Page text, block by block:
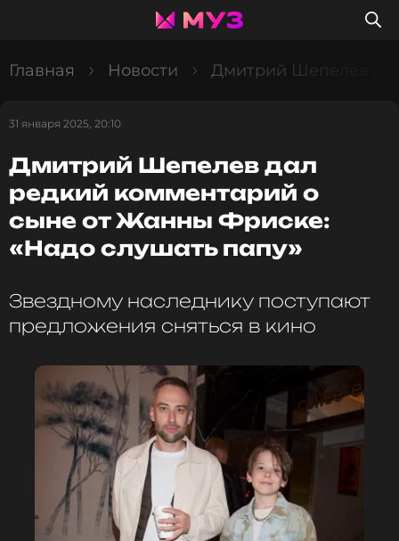
Главная Новости Дмитрий Шепелев
31 января 2025, 20:10
Дмитрий Шепелев дал
редкий комментарий о
сыне от Жанны Фриске:
«Надо слушать папу»
Звездному наследнику поступают
предложения сняться в кино